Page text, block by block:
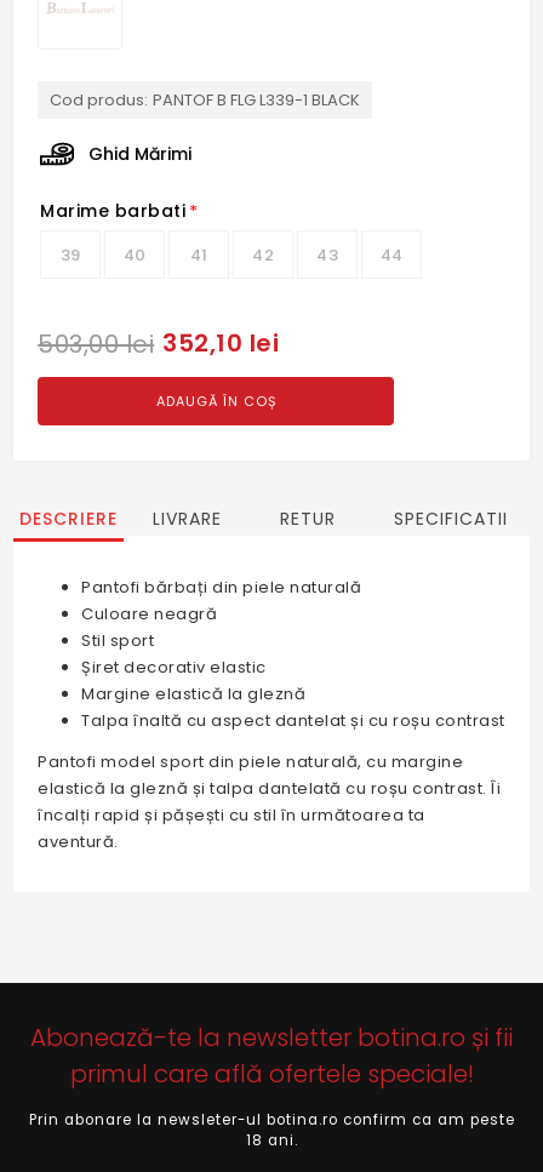
Cod produs: PANTOF B FLG L339-1 BLACK
Ghid Mărimi
Marime barbati *
39 40 41 42 43 44
503,00 lei 352,10 lei
ADAUGĂ ÎN COȘ
DESCRIERE LIVRARE RETUR SPECIFICATII
Pantofi bărbați din piele naturală
Culoare neagră
Stil sport
Șiret decorativ elastic
Margine elastică la gleznă
Talpa înaltă cu aspect dantelat și cu roșu contrast
Pantofi model sport din piele naturală, cu margine
elastică la gleznă și talpa dantelată cu roșu contrast. Îi
încalți rapid și pășești cu stil în următoarea ta
aventură.
Abonează-te la newsletter botina.ro și fii
primul care află ofertele speciale!
Prin abonare la newsleter-ul botina.ro confirm ca am peste
18 ani.